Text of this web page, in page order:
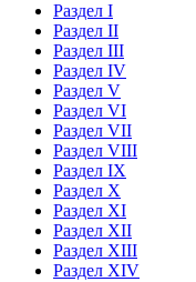
Раздел I
Раздел II
Раздел III
Раздел IV
Раздел V
Раздел VI
Раздел VII
Раздел VIII
Раздел IX
Раздел X
Раздел XI
Раздел XII
Раздел XIII
Раздел XIV